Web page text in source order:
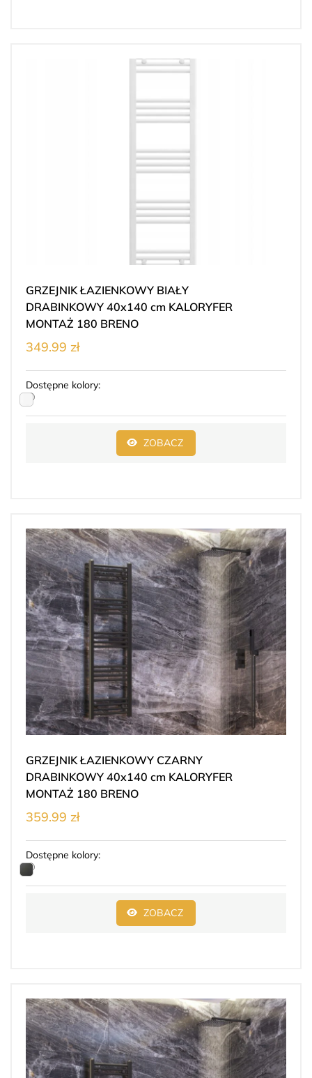
GRZEJNIK ŁAZIENKOWY BIAŁY
DRABINKOWY 40x140 cm KALORYFER
MONTAŻ 180 BRENO
349.99 zł
Dostępne kolory:
ZOBACZ
GRZEJNIK ŁAZIENKOWY CZARNY
DRABINKOWY 40x140 cm KALORYFER
MONTAŻ 180 BRENO
359.99 zł
Dostępne kolory:
ZOBACZ